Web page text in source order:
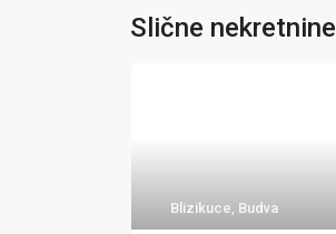
Slične nekretnine
Blizikuce, Budva